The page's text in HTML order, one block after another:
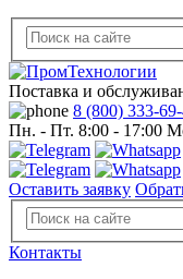
Поставка и
8 (800) 333-
Пн. - Пт. 8:00 - 17:00
Оставить заявку
Контакты